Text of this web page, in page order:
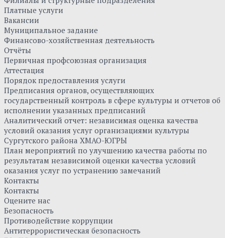
Платные услуги
Вакансии
Муниципальное задание
Финансово-хозяйственная деятельность
Отчёты
Первичная профсоюзная организация
Аттестация
Порядок предоставления услуги
Предписания органов, осуществляющих
государственный контроль в сфере культуры и отчетов об
исполнении указанных предписаний
Аналитический отчет: независимая оценка качества
условий оказания услуг организациями культуры
Сургутского района ХМАО-ЮГРЫ
План мероприятий по улучшению качества работы по
результатам независимой оценки качества условий
оказания услуг по устранению замечаний
Контакты
Контакты
Оцените нас
Безопасность
Противодействие коррупции
Антитеррористическая безопасность